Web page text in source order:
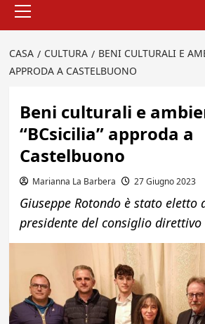
principale
CASA CULTURA
BENI CULTURALI E
APPRODA A CASTELBUONO
Beni culturali e
“BCsicilia” approda a
Castelbuono
Marianna La Barbera 27 Giugno 2023
Giuseppe Rotondo è stato eletto
presidente del consiglio direttivo